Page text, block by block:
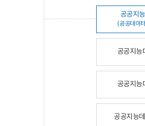
공공지
(공공데이
공공지능
공공지능
공공지능